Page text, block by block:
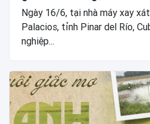
Ngày 16/6, tại nhà máy xay
Palacios, tỉnh Pinar del Río,
nghiệp...